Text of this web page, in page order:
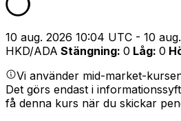
10 aug. 2026 10:04 UTC - 10
HKD/ADA Stängning: 0 Låg: 0
Vi använder mid-market-
Det görs endast i
få denna kurs när du skickar